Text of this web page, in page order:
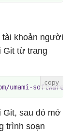
khoản người
Git từ trang
software/
Git, sau đó mở
trình soạn